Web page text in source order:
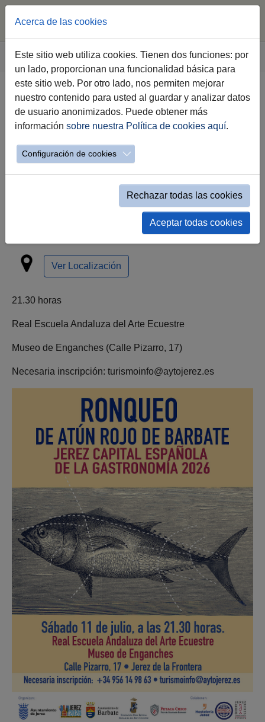
Saltar al contenido principal
Estás aquí:
Jerez.es Eventos detalle
Ronqueo Atún Rojo de Barbate
11 de Julio 2026
Ver Localización
21.30 horas
Real Escuela Andaluza del Arte Ecuestre
Museo de Enganches (Calle Pizarro, 17)
Necesaria inscripción: turismoinfo@aytojerez.es
Acerca de las cookies
Este sitio web utiliza cookies. Tienen dos funciones: por
un lado, proporcionan una funcionalidad básica para
este sitio web. Por otro lado, nos permiten mejorar
nuestro contenido para usted al guardar y analizar datos
de usuario anonimizados. Puede obtener más
información sobre nuestra Política de cookies aquí.
Configuración de cookies
Rechazar todas las cookies
Aceptar todas cookies